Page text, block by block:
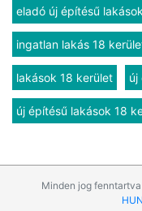
eladó új építésű
ingatlan lakás 18
lakások 18 kerület új
új építésű lakások 18
Minden jog fenntartva